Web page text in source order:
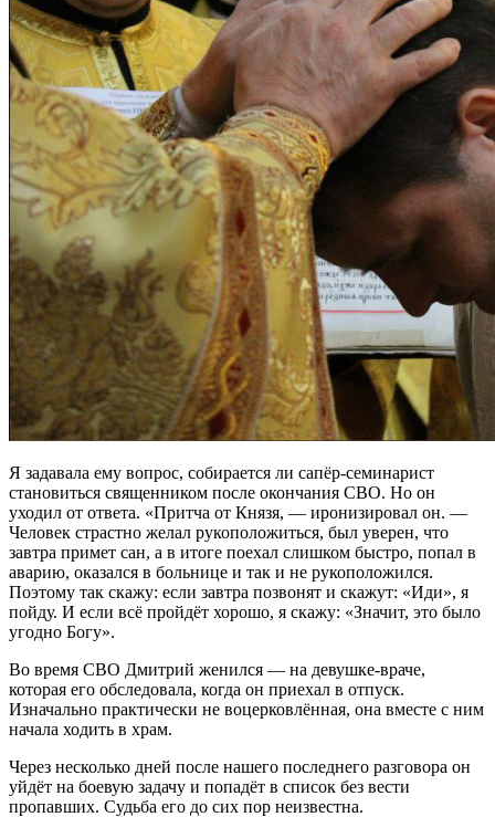
Я задавала ему вопрос, собирается ли сапёр-семинарист
становиться священником после окончания СВО. Но он
уходил от ответа. «Притча от Князя, — иронизировал он. —
Человек страстно желал рукоположиться, был уверен, что
завтра примет сан, а в итоге поехал слишком быстро, попал в
аварию, оказался в больнице и так и не рукоположился.
Поэтому так скажу: если завтра позвонят и скажут: «Иди», я
пойду. И если всё пройдёт хорошо, я скажу: «Значит, это было
угодно Богу».
Во время СВО Дмитрий женился — на девушке-враче,
которая его обследовала, когда он приехал в отпуск.
Изначально практически не воцерковлённая, она вместе с ним
начала ходить в храм.
Через несколько дней после нашего последнего разговора он
уйдёт на боевую задачу и попадёт в список без вести
пропавших. Судьба его до сих пор неизвестна.